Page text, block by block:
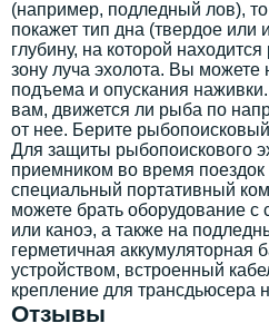
(например, подледный лов),
покажет тип дна (твердое или
глубину, на которой
зону луча эхолота. Вы можете
подъема и опускания
вам, движется ли рыба по
от нее. Берите
Для защиты рыбопоискового
приемником во время поездок
специальный портативный
можете брать оборудование с
или каноэ, а также на
герметичная аккумуляторная
устройством, встроенный
крепление для трансдьюсера
Отзывы